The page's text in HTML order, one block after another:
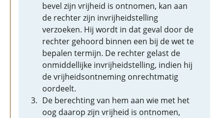
bevel zijn vrijheid is ontnomen, kan aan
de rechter zijn invrijheidstelling
verzoeken. Hij wordt in dat geval door de
rechter gehoord binnen een bij de wet te
bepalen termijn. De rechter gelast de
onmiddellijke invrijheidstelling, indien hij
de vrijheidsontneming onrechtmatig
oordeelt.
De berechting van hem aan wie met het
oog daarop zijn vrijheid is ontnomen,